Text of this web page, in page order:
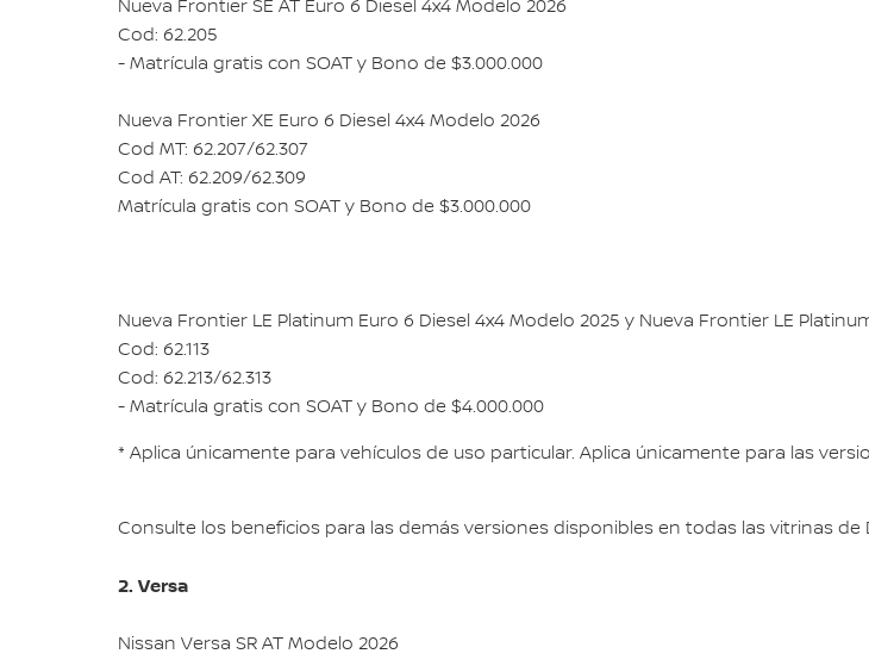
Nueva Frontier SE AT Euro 6 Diesel 4x4 Modelo 2026
Cod: 62.205
- Matrícula gratis con SOAT y Bono de $3.000.000
Nueva Frontier XE Euro 6 Diesel 4x4 Modelo 2026
Cod MT: 62.207/62.307
Cod AT: 62.209/62.309
Matrícula gratis con SOAT y Bono de $3.000.000
Nueva Frontier LE Platinum Euro 6 Diesel 4x4 Modelo 2025 y Nueva Frontier LE
Cod: 62.113
Cod: 62.213/62.313
- Matrícula gratis con SOAT y Bono de $4.000.000
* Aplica únicamente para vehículos de uso particular. Aplica únicamente para las
Consulte los beneficios para las demás versiones disponibles en todas las vitrinas de
2. Versa
Nissan Versa SR AT Modelo 2026